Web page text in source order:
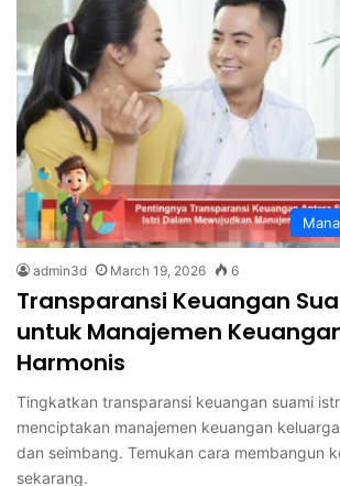
admin3d March 19, 2026 6
Transparansi Keuangan
untuk Manajemen
Harmonis
Tingkatkan transparansi keuangan suami
menciptakan manajemen keuangan
dan seimbang. Temukan cara membangun
sekarang.